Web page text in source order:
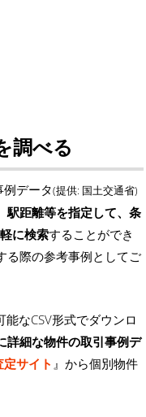
調べる
データ(提供: 国土交通省)
駅距離等を指定して、条
に検索することができ
る際の参考事例としてご
なCSV形式でダウンロ
詳細な物件の取引事例デ
サイト 』から個別物件